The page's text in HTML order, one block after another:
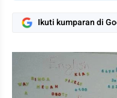
Ikuti kumparan di